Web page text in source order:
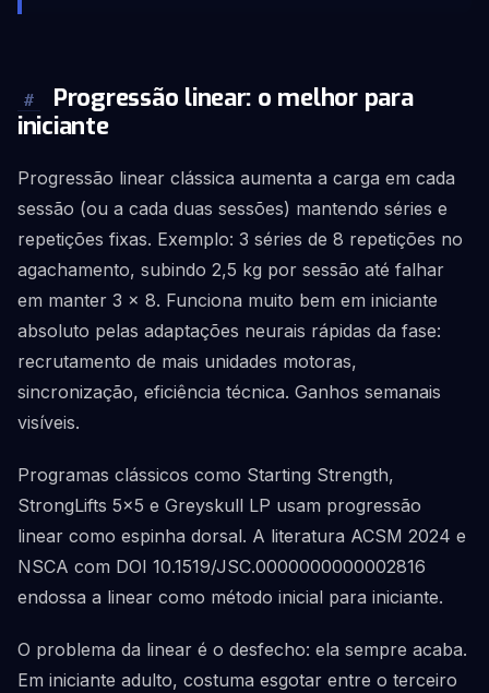
#
Progressão linear: o melhor para
iniciante
Progressão linear clássica aumenta a carga em cada
sessão (ou a cada duas sessões) mantendo séries e
repetições fixas. Exemplo: 3 séries de 8 repetições no
agachamento, subindo 2,5 kg por sessão até falhar
em manter 3 x 8. Funciona muito bem em iniciante
absoluto pelas adaptações neurais rápidas da fase:
recrutamento de mais unidades motoras,
sincronização, eficiência técnica. Ganhos semanais
visíveis.
Programas clássicos como Starting Strength,
StrongLifts 5x5 e Greyskull LP usam progressão
linear como espinha dorsal. A literatura ACSM 2024 e
NSCA com DOI 10.1519/JSC.0000000000002816
endossa a linear como método inicial para iniciante.
O problema da linear é o desfecho: ela sempre acaba.
Em iniciante adulto, costuma esgotar entre o terceiro